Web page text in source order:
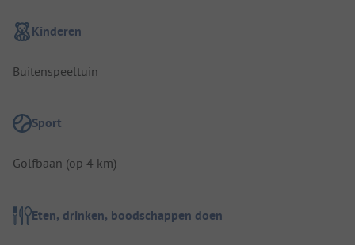
Kinderen
Buitenspeeltuin
Sport
Golfbaan (op 4 km)
Eten, drinken, boodschappen doen